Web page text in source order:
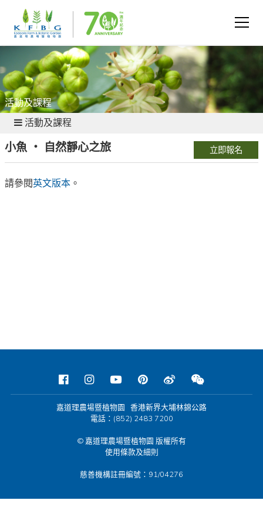
活動及課程
活動及課程
小魚 ‧ 自然靜心之旅 立即報名
請參閱英文版本 。
嘉道理農場暨植物園 香港新界大埔林錦公路
電話：(852) 2483 7200
© 嘉道理農場暨植物園 版權所有
使用條款及細則
慈善機構註冊編號：91/04276